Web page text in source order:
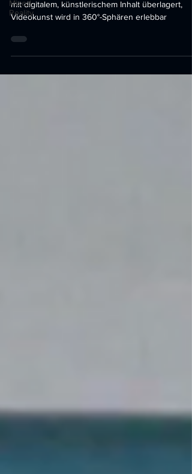
Mixed
Reality
mit digitalem, künstlerischem Inhalt überlagert,
Videokunst wird in 360°-Sphären erlebbar